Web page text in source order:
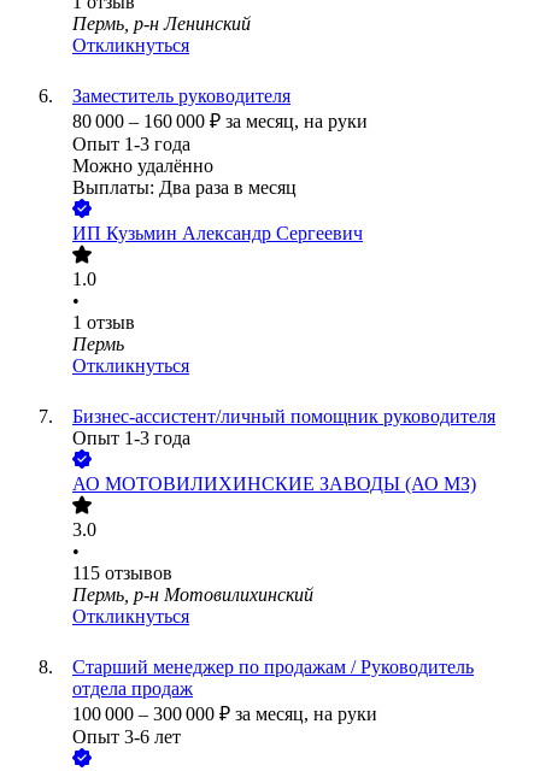
Пермь, р-н Ленинский
Откликнуться
Заместитель руководителя
80 000 – 160 000 ₽ за месяц, на руки
Опыт 1-3 года
Можно удалённо
Выплаты: Два раза в месяц
ИП Кузьмин Александр Сергеевич
1.0
•
1 отзыв
Пермь
Откликнуться
Бизнес-ассистент/личный помощник руководителя
Опыт 1-3 года
АО МОТОВИЛИХИНСКИЕ ЗАВОДЫ (АО МЗ)
3.0
•
115 отзывов
Пермь, р-н Мотовилихинский
Откликнуться
Старший менеджер по продажам / Руководитель
отдела продаж
100 000 – 300 000 ₽ за месяц, на руки
Опыт 3-6 лет